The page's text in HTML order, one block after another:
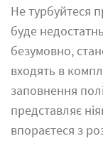
Не турбуйтеся
буде
безумовно,
входять в
заповнення
представляє
впораєтеся з